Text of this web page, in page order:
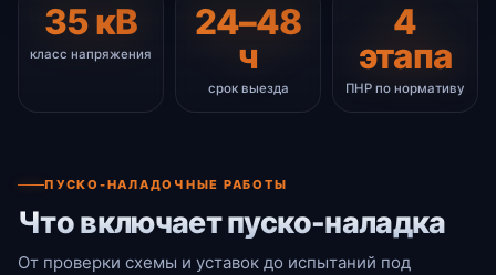
35 кВ
класс напряжения
24–48
ч
срок выезда
4
этапа
ПНР по нормативу
ПУСКО-НАЛАДОЧНЫЕ РАБОТЫ
Что включает пуско-наладка
От проверки схемы и уставок до испытаний под